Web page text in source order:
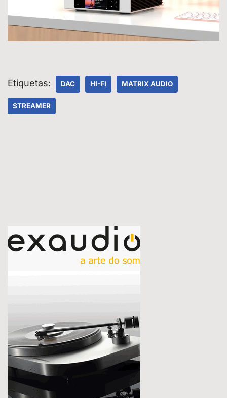
Etiquetas: DAC HI-FI MATRIX AUDIO
STREAMER